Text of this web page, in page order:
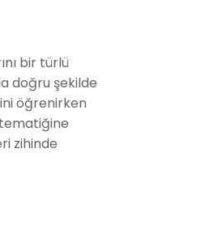
bir türlü
doğru şekilde
öğrenirken
zihinde